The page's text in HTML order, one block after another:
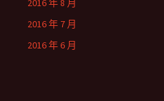
2016 年 8 月
2016 年 7 月
2016 年 6 月